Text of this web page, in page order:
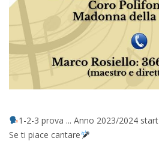
1-2-3 prova ... Anno 2023/2024 start
Se ti piace cantare